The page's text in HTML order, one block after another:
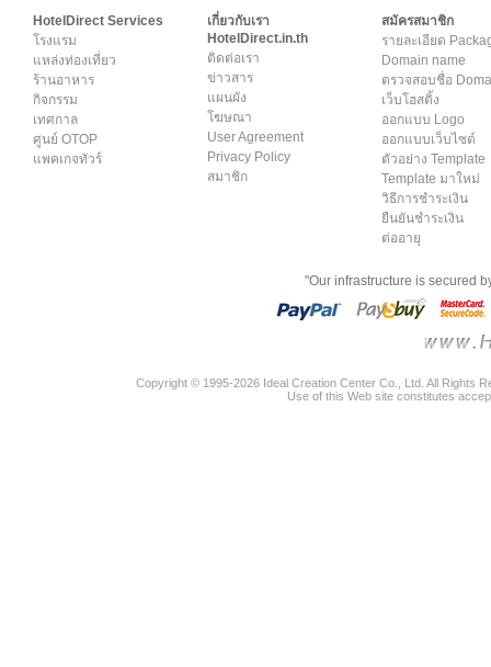
HotelDirect Services
โรงแรม
แหล่งท่องเที่ยว
ร้านอาหาร
กิจกรรม
เทศกาล
ศูนย์ OTOP
แพคเกจทัวร์
เกี่ยวกับเรา
HotelDirect.in.th
ติดต่อเรา
ข่าวสาร
แผนผัง
โฆษณา
User Agreement
Privacy Policy
สมาชิก
สมัครสมาชิก
รายละเอียด
Domain name
ตรวจสอบชื่อ
เว็บโฮสติ้ง
ออกแบบ Logo
ออกแบบเว็บไซต์
ตัวอย่าง Template
Template มาใหม่
วิธีการชำระเงิน
ยืนยันชำระเงิน
ต่ออายุ
"Our infrastructure is secured
Copyright © 1995-2026 Ideal Creation Center Co., Ltd. All Rights
Use of this Web site constitutes